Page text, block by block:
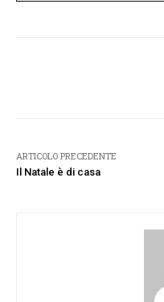
ARTICOLO PRECEDENTE
Il Natale è di casa